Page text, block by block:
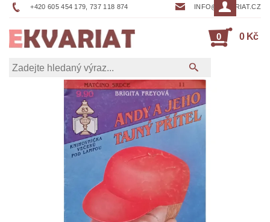
+420 605 454 179, 737 118 874 INFO@EKVARIAT.CZ
0 0 Kč